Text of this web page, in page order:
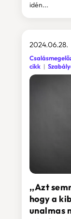
idén...
,,Azt
hogy a
unalmas
2024.06.28.
cikk